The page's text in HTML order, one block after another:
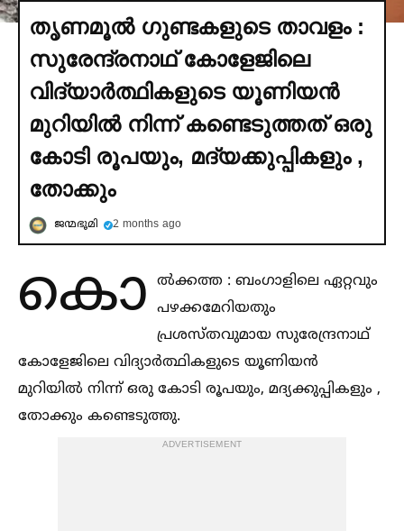
തൃണമൂല്‍ ഗുണ്ടകളുടെ താവളം :
സുരേന്ദ്രനാഥ് കോളേജിലെ
വിദ്യാര്‍ത്ഥികളുടെ യൂണിയൻ
മുറിയില്‍ നിന്ന് കണ്ടെടുത്തത് ഒരു
കോടി രൂപയും, മദ്യക്കുപ്പികളും ,
തോക്കും
ജന്മഭൂമി 2 months ago
കൊ ല്‍ക്കത്ത : ബംഗാളിലെ ഏറ്റവും
പഴക്കമേറിയതും
പ്രശസ്തവുമായ സുരേന്ദ്രനാഥ്
കോളേജിലെ വിദ്യാർത്ഥികളുടെ യൂണിയൻ
മുറിയില്‍ നിന്ന് ഒരു കോടി രൂപയും, മദ്യക്കുപ്പികളും ,
തോക്കും കണ്ടെടുത്തു.
ADVERTISEMENT